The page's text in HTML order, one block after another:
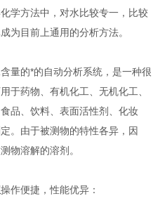
学方法中，对水比较专一，比较
为目前上通用的分析方法。
的*的自动分析系统，是一种很
于药物、有机化工、无机化工、
品、饮料、表面活性剂、化妆
。由于被测物的特性各异，因
物溶解的溶剂。
操作便捷，性能优异：